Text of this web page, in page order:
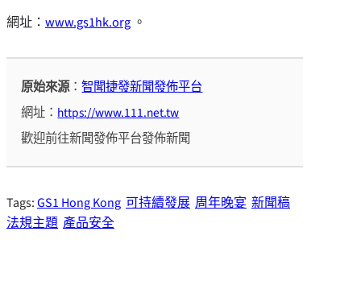
網址： www.gs1hk.org 。
原始來源：智聞捷發新聞發佈平台
網址： https://www.111.net.tw
歡迎前往新聞發佈平台發佈新聞
Tags:GS1 Hong Kong 可持續發展 周年晚宴 新聞稿
法規主題 產品安全